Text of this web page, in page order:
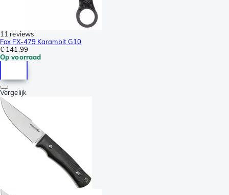
11 reviews
Fox FX-479 Karambit G10
€ 141,99
Op voorraad
Vergelijk